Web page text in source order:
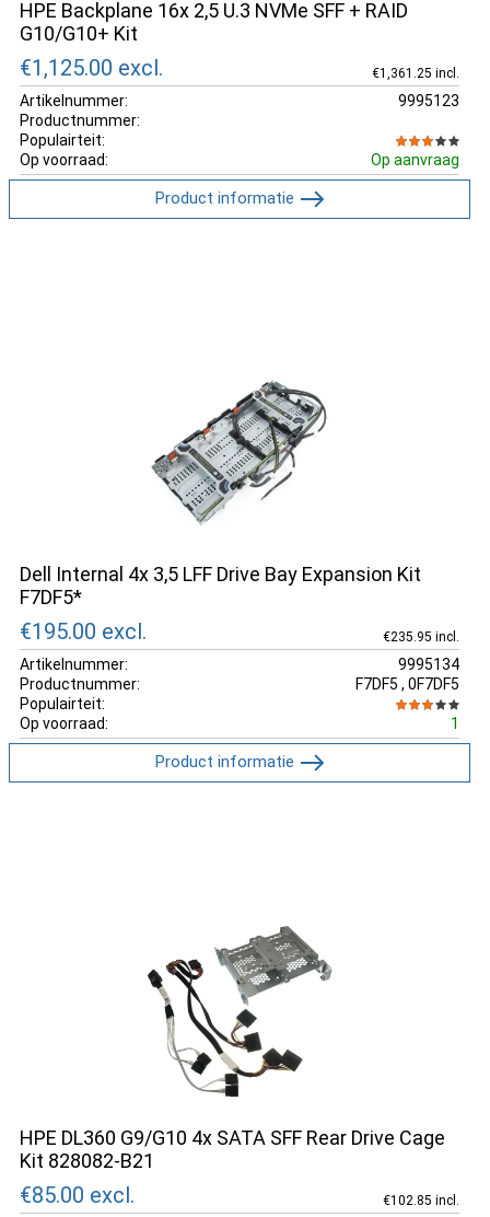
HPE Backplane 16x 2,5 U.3 NVMe SFF + RAID
G10/G10+ Kit
€1,125.00 excl. €1,361.25 incl.
Artikelnummer:
9995123
Productnummer:
Populairteit:
Op voorraad:
Op aanvraag
Product informatie
Dell Internal 4x 3,5 LFF Drive Bay Expansion Kit
F7DF5*
€195.00 excl. €235.95 incl.
Artikelnummer:
9995134
Productnummer:
F7DF5 , 0F7DF5
Populairteit:
Op voorraad:
1
Product informatie
HPE DL360 G9/G10 4x SATA SFF Rear Drive Cage
Kit 828082-B21
€85.00 excl. €102.85 incl.